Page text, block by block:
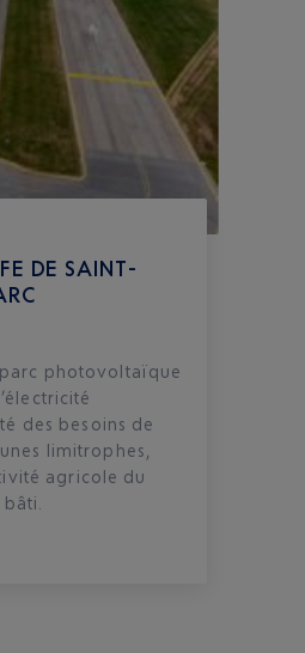
DE SAINT-
photovoltaïque
des besoins de
limitrophes,
agricole du